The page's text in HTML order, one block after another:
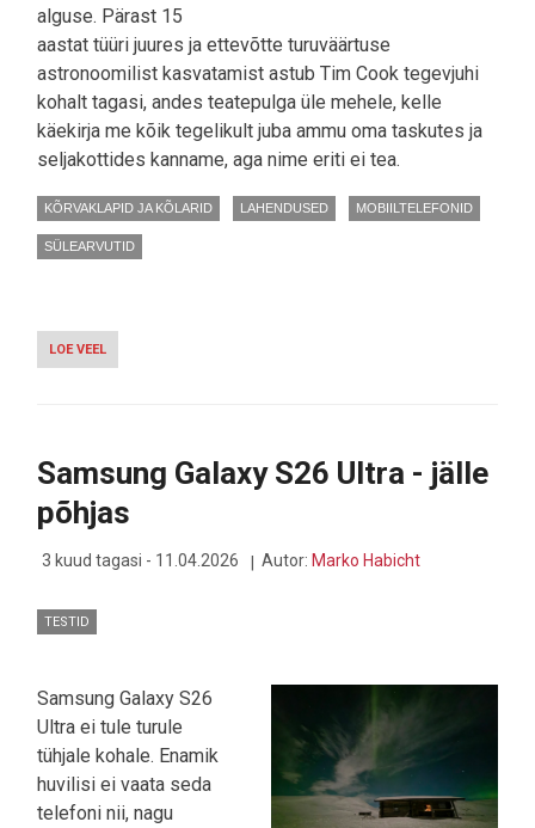
alguse. Pärast 15
aastat tüüri juures ja ettevõtte turuväärtuse
astronoomilist kasvatamist astub Tim Cook tegevjuhi
kohalt tagasi, andes teatepulga üle mehele, kelle
käekirja me kõik tegelikult juba ammu oma taskutes ja
seljakottides kanname, aga nime eriti ei tea.
KÕRVAKLAPID JA KÕLARID LAHENDUSED MOBIILTELEFONID
SÜLEARVUTID
LOE VEEL
APPLE’IS
ANNAB
TEATEPULGA
ÜLE
HINGEGA“
VISIONÄÄRILE
Samsung Galaxy S26 Ultra - jälle
põhjas
3 kuud tagasi - 11.04.2026 Autor: Marko Habicht
TESTID
Samsung Galaxy S26
Ultra ei tule turule
tühjale kohale. Enamik
huvilisi ei vaata seda
telefoni nii, nagu